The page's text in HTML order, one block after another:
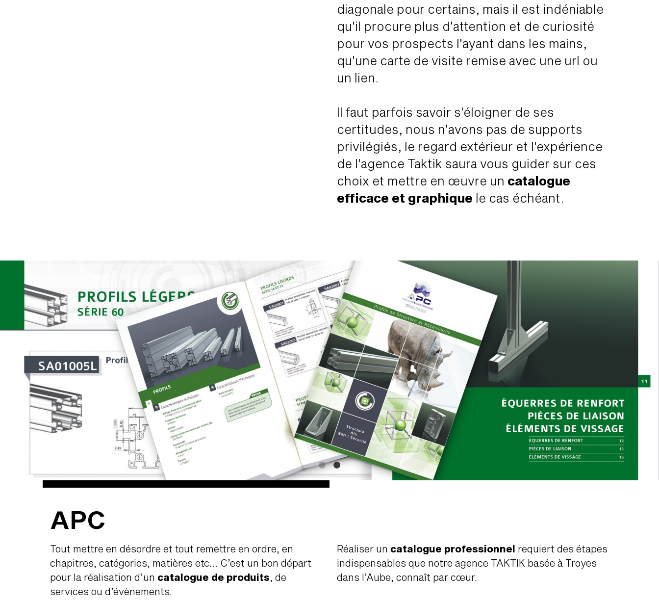
diagonale pour certains, mais il est indéniable
qu'il procure plus d'attention et de curiosité
pour vos prospects l'ayant dans les mains,
qu'une carte de visite remise avec une url ou
un lien.
Il faut parfois savoir s'éloigner de ses
certitudes, nous n'avons pas de supports
privilégiés, le regard extérieur et l'expérience
de l'agence Taktik saura vous guider sur ces
choix et mettre en œuvre un catalogue
efficace et graphique le cas échéant.
APC
Tout mettre en désordre et tout remettre en ordre, en
chapitres, catégories, matières etc… C’est un bon départ
pour la réalisation d’un catalogue de produits , de
services ou d’évènements.
Réaliser un catalogue professionnel requiert des étapes
indispensables que notre agence TAKTIK basée à Troyes
dans l’Aube, connaît par cœur.